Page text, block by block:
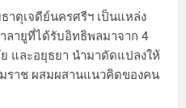
าตุเจดีย์นครศรีฯ เป็นแหล่ง
ลายูที่ได้รับอิทธิพลมาจาก 4
และอยุธยา นำมาดัดแปลงให้
ราช ผสมผสานแนวคิดของคน